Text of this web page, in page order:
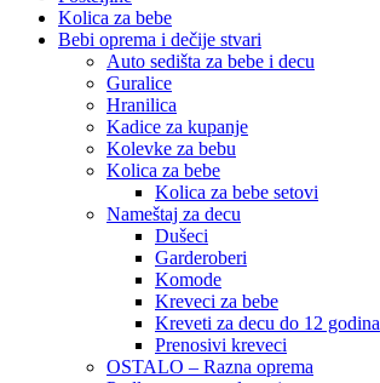
Kolica za bebe
Bebi oprema i dečije stvari
Auto sedišta za bebe i decu
Guralice
Hranilica
Kadice za kupanje
Kolevke za bebu
Kolica za bebe
Kolica za bebe setovi
Nameštaj za decu
Dušeci
Garderoberi
Komode
Kreveci za bebe
Kreveti za decu do 12 godina
Prenosivi kreveci
OSTALO – Razna oprema